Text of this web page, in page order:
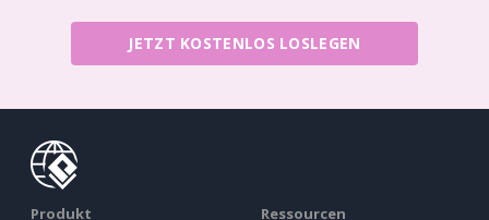
JETZT KOSTENLOS LOSLEGEN
Produkt Ressourcen